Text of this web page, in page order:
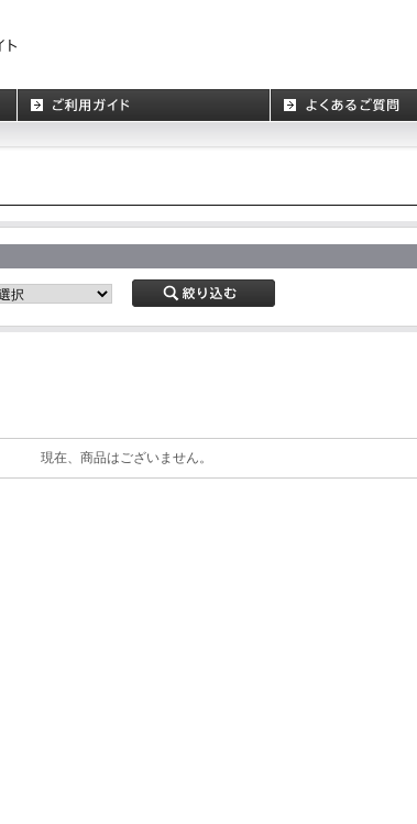
現在、商品はございません。